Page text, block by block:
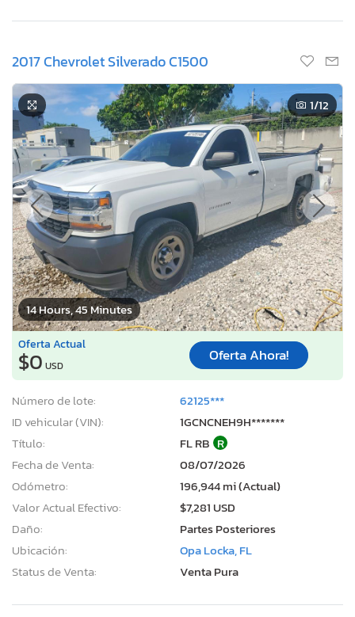
2017 Chevrolet Silverado C1500
14 Hours, 45 Minutes
1/12
Oferta Actual
$0 USD
Oferta Ahora!
Número de lote:
62125***
ID vehicular (VIN):
1GCNCNEH9H*******
Título:
FL RB R
Fecha de Venta:
08/07/2026
Odómetro:
196,944 mi (Actual)
Valor Actual Efectivo:
$7,281 USD
Daño:
Partes Posteriores
Ubicación:
Opa Locka, FL
Status de Venta:
Venta Pura